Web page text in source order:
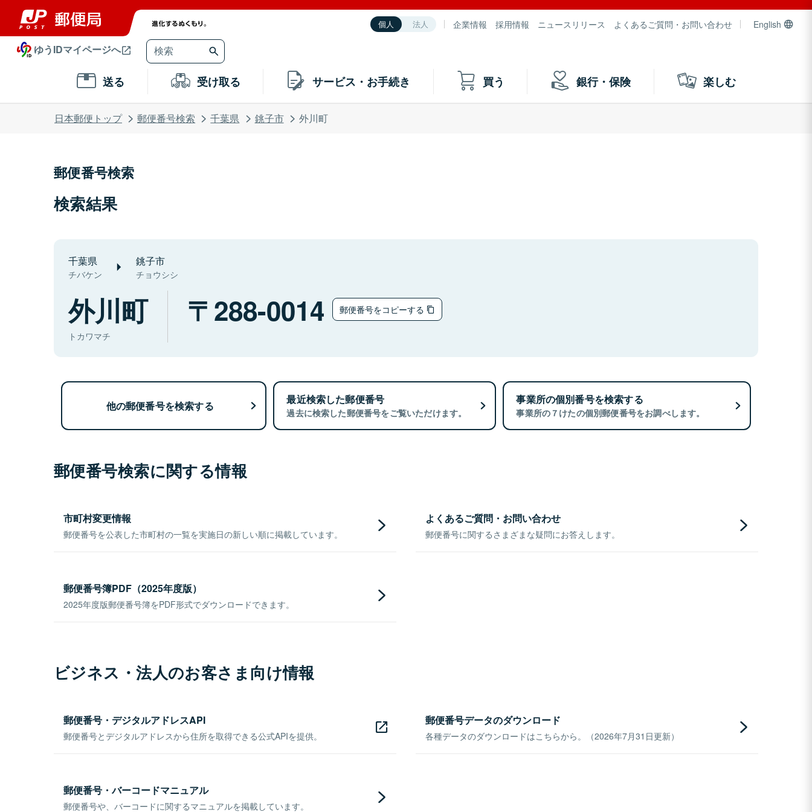
個人 法人 企業情報 採用情報 ニュースリリース よくあるご質問・お問い合わせ English
ゆうIDマイページへ
送る 受け取る サービス・お手続き 買う 銀行・保険 楽しむ
日本郵便トップ 郵便番号検索 千葉県 銚子市 外川町
郵便番号検索
検索結果
千葉県
チバケン
銚子市
チョウシシ
外川町
トカワマチ
288-0014 郵便番号をコピーする
他の郵便番号を検索する 最近検索した郵便番号
過去に検索した郵便番号をご覧いただけます。
事業所の個別番号を検索する
事業所の７けたの個別郵便番号をお調べします。
郵便番号検索に関する情報
市町村変更情報
郵便番号を公表した市町村の一覧を実施日の新しい順に掲載しています。
よくあるご質問・お問い合わせ
郵便番号に関するさまざまな疑問にお答えします。
郵便番号簿PDF（2025年度版）
2025年度版郵便番号簿をPDF形式でダウンロードできます。
ビジネス・法人のお客さま向け情報
郵便番号・デジタルアドレスAPI
郵便番号とデジタルアドレスから住所を取得できる公式APIを提供。
郵便番号データのダウンロード
各種データのダウンロードはこちらから。（2026年7月31日更新）
郵便番号・バーコードマニュアル
郵便番号や、バーコードに関するマニュアルを掲載しています。